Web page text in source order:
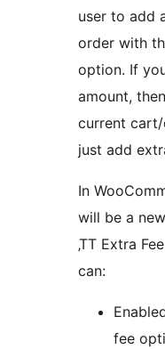
user to add
order with
option. If
amount,
current
just add
In
will be a
‚TT Extra
can:
fee